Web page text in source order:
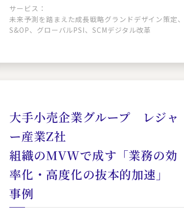
サービス：
未来予測を踏まえた成長戦略グランドデザイン策定、
S&OP、グローバルPSI、SCMデジタル改革
大手小売企業グループ レジャ
ー産業Z社
組織のMVWで成す「業務の効
率化・高度化の抜本的加速」
事例